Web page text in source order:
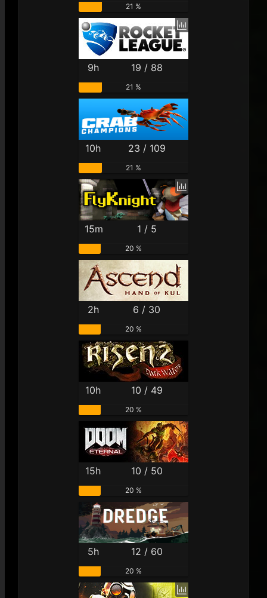
21 %
9h 19 / 88
21 %
10h 23 / 109
21 %
15m 1 / 5
20 %
2h 6 / 30
20 %
10h 10 / 49
20 %
15h 10 / 50
20 %
5h 12 / 60
20 %